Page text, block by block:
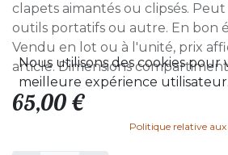
clapets aimantés ou clipsés.
outils portatifs ou autre. En bon
Vendu en lot ou à l'unité, prix
article. Dimensions
65,00 €
Nous utilisons des cookies
meilleure expérience utilisateur.
Politique relative aux